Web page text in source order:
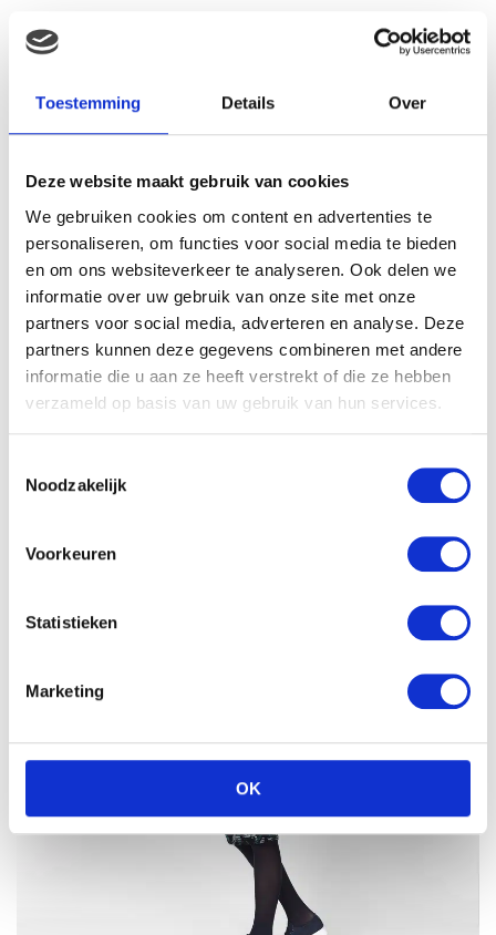
Toestemming Details Over
Deze website maakt gebruik van cookies
We gebruiken cookies om content en advertenties te
personaliseren, om functies voor social media te bieden
en om ons websiteverkeer te analyseren. Ook delen we
informatie over uw gebruik van onze site met onze
partners voor social media, adverteren en analyse. Deze
partners kunnen deze gegevens combineren met andere
informatie die u aan ze heeft verstrekt of die ze hebben
verzameld op basis van uw gebruik van hun services.
Noodzakelijk
Voorkeuren
Statistieken
Marketing
OK